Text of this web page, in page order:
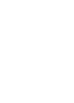
２．關於個人資料處
https://aftee.tw/terms/
３．未成年的使用者
「AFTEE先享後付」
４．使用「AFTEE先
時審查核予不同之上
請求用戶進行身份認證
５．嚴禁一人註冊多